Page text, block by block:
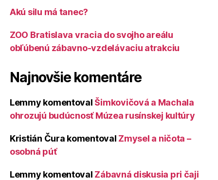
Akú silu má tanec?
ZOO Bratislava vracia do svojho areálu
obľúbenú zábavno-vzdelávaciu atrakciu
Najnovšie komentáre
Lemmy komentoval Šimkovičová a Machala
ohrozujú budúcnosť Múzea rusínskej kultúry
Kristián Čura komentoval Zmysel a ničota –
osobná púť
Lemmy komentoval Zábavná diskusia pri čaji